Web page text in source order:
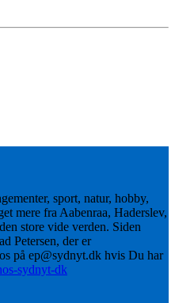
sport, natur, hobby,
mere fra Aabenraa, Haderslev,
store vide verden. Siden
Petersen, der er
på ep@sydnyt.dk hvis Du har
sydnyt-dk